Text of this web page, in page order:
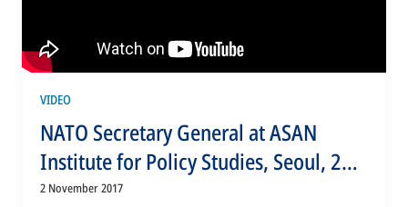
VIDEO
NATO Secretary General at ASAN
Institute for Policy Studies, Seoul, 2
NOV 2017, Part 2 of 2
2 November 2017